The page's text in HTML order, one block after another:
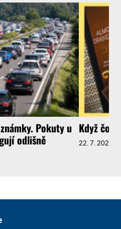
Pokuty u
odlišně
Když
22. 7. 2026